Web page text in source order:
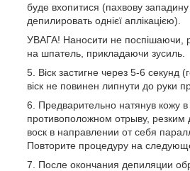
буде вхопитися (пахвову
депилировать однієї аплікацією).
УВАГА! Наносити не поспішаючи,
на шпатель, прикладаючи зусиль.
Віск застигне через 5-6 секунд
віск не повинен липнути до руки
Предварительно натянув кожу
противоположном отрыву,
воск в направлении от себя
Повторите процедуру на
После окончания депиляции